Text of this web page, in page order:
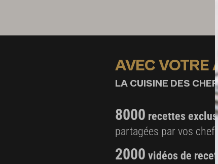
AVEC VOTRE
LA CUISINE DES
8000 recettes
partagées par vos
2000 vidéos de